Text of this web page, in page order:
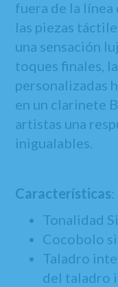
fuera de la
las piezas
una sensación
toques finales,
personalizadas
en un clarinete
artistas una
inigualables.
Características:
Tonalidad
Cocobolo
Taladro
del taladro